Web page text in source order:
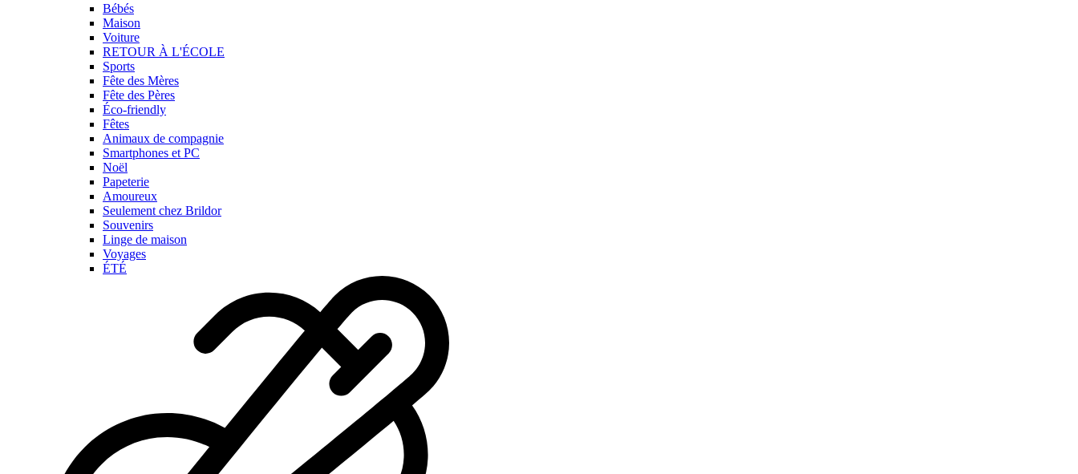
Bébés
Maison
Voiture
RETOUR À L'ÉCOLE
Sports
Fête des Mères
Fête des Pères
Éco-friendly
Fêtes
Animaux de compagnie
Smartphones et PC
Noël
Papeterie
Amoureux
Seulement chez Brildor
Souvenirs
Linge de maison
Voyages
ÉTÉ